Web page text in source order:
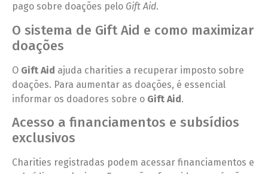
pago sobre doações pelo Gift Aid.
O sistema de Gift Aid e como maximizar
doações
O Gift Aid ajuda charities a recuperar imposto sobre
doações. Para aumentar as doações, é essencial
informar os doadores sobre o Gift Aid.
Acesso a financiamentos e subsídios
exclusivos
Charities registradas podem acessar financiamentos e